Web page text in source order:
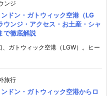
ンジ
ドン・ガトウィック空港（LG
ウンジ・アクセス・お土産・シャ
で徹底解説
、ガトウィック空港（LGW）。ヒー
旅行
ドン・ガトウィック空港からロ